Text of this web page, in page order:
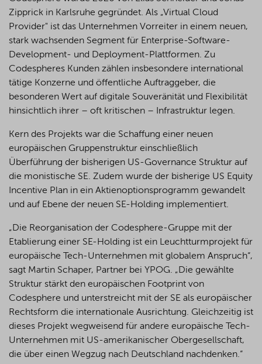
Zipprick in Karlsruhe gegründet. Als „Virtual Cloud
Provider" ist das Unternehmen Vorreiter in einem neuen,
stark wachsenden Segment für Enterprise-Software-
Development- und Deployment-Plattformen. Zu
Codespheres Kunden zählen insbesondere international
tätige Konzerne und öffentliche Auftraggeber, die
besonderen Wert auf digitale Souveränität und Flexibilität
hinsichtlich ihrer – oft kritischen – Infrastruktur legen.
Kern des Projekts war die Schaffung einer neuen
europäischen Gruppenstruktur einschließlich
Überführung der bisherigen US-Governance Struktur auf
die monistische SE. Zudem wurde der bisherige US Equity
Incentive Plan in ein Aktienoptionsprogramm gewandelt
und auf Ebene der neuen SE-Holding implementiert.
„Die Reorganisation der Codesphere-Gruppe mit der
Etablierung einer SE-Holding ist ein Leuchtturmprojekt für
europäische Tech-Unternehmen mit globalem Anspruch“,
sagt Martin Schaper, Partner bei YPOG. „Die gewählte
Struktur stärkt den europäischen Footprint von
Codesphere und unterstreicht mit der SE als europäischer
Rechtsform die internationale Ausrichtung. Gleichzeitig ist
dieses Projekt wegweisend für andere europäische Tech-
Unternehmen mit US-amerikanischer Obergesellschaft,
die über einen Wegzug nach Deutschland nachdenken.“